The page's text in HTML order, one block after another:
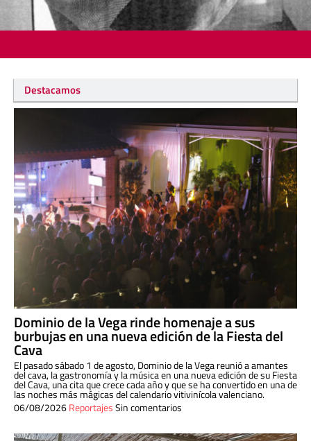
Destacamos
Dominio de la Vega rinde homenaje a sus
burbujas en una nueva edición de la Fiesta del
Cava
El pasado sábado 1 de agosto, Dominio de la Vega reunió a amantes
del cava, la gastronomía y la música en una nueva edición de su Fiesta
del Cava, una cita que crece cada año y que se ha convertido en una de
las noches más mágicas del calendario vitivinícola valenciano.
06/08/2026ReportajesSin comentarios